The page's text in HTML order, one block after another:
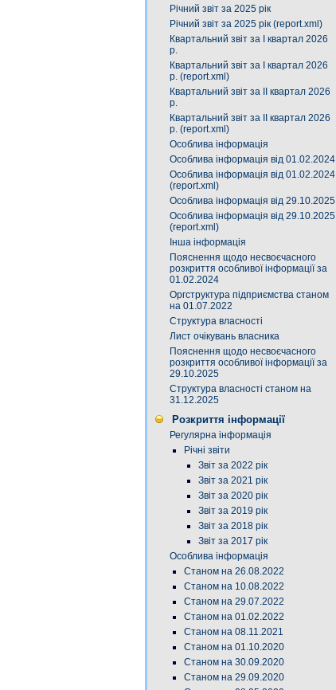
Річний звіт за 2025 рік
Річний звіт за 2025 рік (report.xml)
Квартальний звіт за І квартал 2026
р.
Квартальний звіт за І квартал 2026
р. (report.xml)
Квартальний звіт за ІІ квартал 2026
р.
Квартальний звіт за ІІ квартал 2026
р. (report.xml)
Особлива інформація
Особлива інформація від 01.02.2024
Особлива інформація від 01.02.2024
(report.xml)
Особлива інформація від 29.10.2025
Особлива інформація від 29.10.2025
(report.xml)
Інша інформація
Пояснення щодо несвоєчасного
розкриття особливої інформації за
01.02.2024
Оргструктура підприємства станом
на 01.07.2022
Структура власності
Лист очікувань власника
Пояснення щодо несвоєчасного
розкриття особливої інформації за
29.10.2025
Структура власності станом на
31.12.2025
Розкриття інформації
Регулярна інформація
Річні звіти
Звіт за 2022 рік
Звіт за 2021 рік
Звіт за 2020 рік
Звіт за 2019 рік
Звіт за 2018 рік
Звіт за 2017 рік
Особлива інформація
Станом на 26.08.2022
Станом на 10.08.2022
Станом на 29.07.2022
Станом на 01.02.2022
Станом на 08.11.2021
Станом на 01.10.2020
Станом на 30.09.2020
Станом на 29.09.2020